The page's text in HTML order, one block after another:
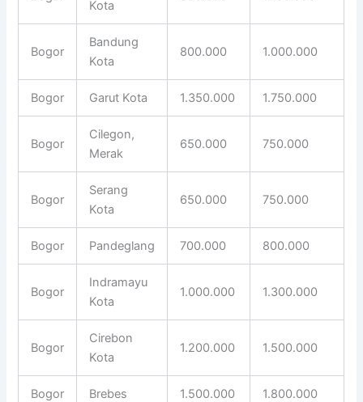
Kota
Bogor
Bandung
Kota
800.000 1.000.000
Bogor Garut Kota 1.350.000 1.750.000
Bogor
Cilegon,
Merak
650.000 750.000
Bogor
Serang
Kota
650.000 750.000
Bogor Pandeglang 700.000 800.000
Bogor
Indramayu
Kota
1.000.000 1.300.000
Bogor
Cirebon
Kota
1.200.000 1.500.000
Bogor Brebes 1.500.000 1.800.000